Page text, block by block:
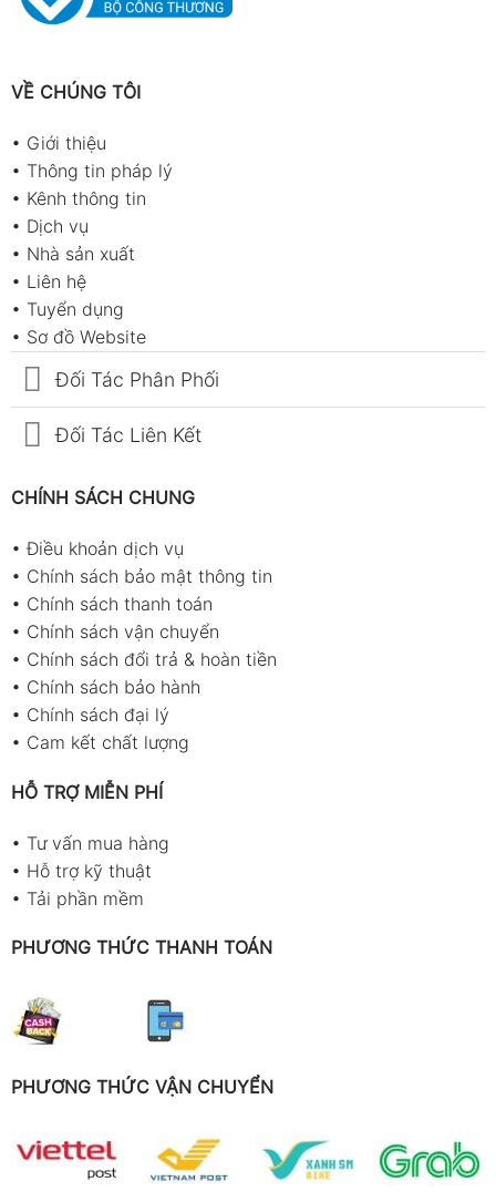
VỀ CHÚNG TÔI
• Giới thiệu
• Thông tin pháp lý
• Kênh thông tin
• Dịch vụ
• Nhà sản xuất
• Liên hệ
• Tuyển dụng
• Sơ đồ Website
Đối Tác Phân Phối
Đối Tác Liên Kết
CHÍNH SÁCH CHUNG
•Điều khoản dịch vụ
• Chính sách bảo mật thông tin
• Chính sách thanh toán
• Chính sách vận chuyển
• Chính sách đổi trả & hoàn tiền
• Chính sách bảo hành
• Chính sách đại lý
• Cam kết chất lượng
HỖ TRỢ MIỄN PHÍ
• Tư vấn mua hàng
• Hỗ trợ kỹ thuật
• Tải phần mềm
PHƯƠNG THỨC THANH TOÁN
PHƯƠNG THỨC VẬN CHUYỂN